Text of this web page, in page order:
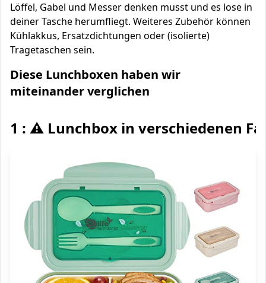
Löffel, Gabel und Messer denken musst und es lose in
deiner Tasche herumfliegt. Weiteres Zubehör können
Kühlakkus, Ersatzdichtungen oder (isolierte)
Tragetaschen sein.
Diese Lunchboxen haben wir
miteinander verglichen
1 : ⚠️ Lunchbox in verschiedenen